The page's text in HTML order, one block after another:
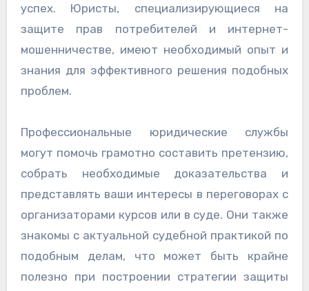
успех. Юристы, специализирующиеся на
защите прав потребителей и интернет-
мошенничестве, имеют необходимый опыт и
знания для эффективного решения подобных
проблем.
Профессиональные юридические службы
могут помочь грамотно составить претензию,
собрать необходимые доказательства и
представлять ваши интересы в переговорах с
организаторами курсов или в суде. Они также
знакомы с актуальной судебной практикой по
подобным делам, что может быть крайне
полезно при построении стратегии защиты